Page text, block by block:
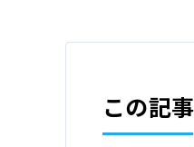
この記